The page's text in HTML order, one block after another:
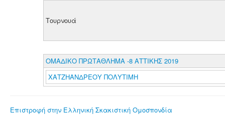
Τουρνουά
ΟΜΑΔΙΚΟ ΠΡΩΤΑΘΛΗΜΑ -8 ΑΤΤΙΚΗΣ 2019
ΧΑΤΖΗΑΝΔΡΕΟΥ ΠΟΛΥΤΙΜΗ
Επιστροφή στην Ελληνική Σκακιστική Ομοσπονδία